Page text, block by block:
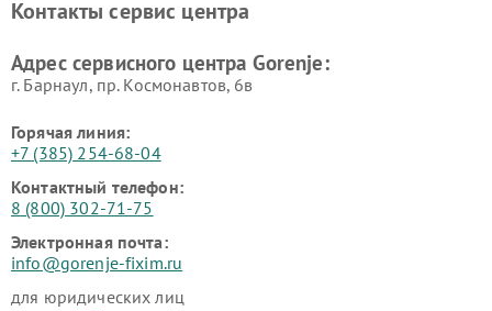
Контакты сервис центра
Адрес сервисного центра Gorenje:
г. Барнаул, ​пр. Космонавтов, 6в
Горячая линия:
+7 (385) 254-68-04
Контактный телефон:
8 (800) 302-71-75
Электронная почта:
info@gorenje-fixim.ru
для юридических лиц